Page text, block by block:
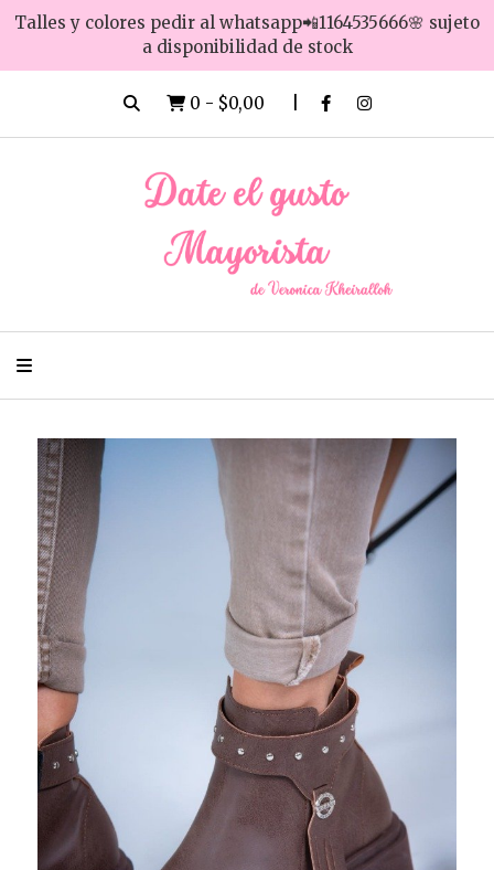
Talles y colores pedir al whatsapp📲1164535666🌸 sujeto
a disponibilidad de stock
0 - $0,00